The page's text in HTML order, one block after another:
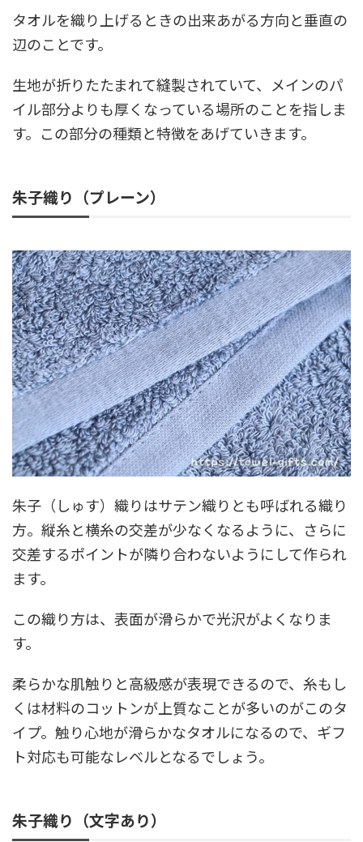
タオルを織り上げるときの出来あがる方向と垂直の
辺のことです。
生地が折りたたまれて縫製されていて、メインのパ
イル部分よりも厚くなっている場所のことを指しま
す。この部分の種類と特徴をあげていきます。
朱子織り（プレーン）
朱子（しゅす）織りはサテン織りとも呼ばれる織り
方。縦糸と横糸の交差が少なくなるように、さらに
交差するポイントが隣り合わないようにして作られ
ます。
この織り方は、表面が滑らかで光沢がよくなりま
す。
柔らかな肌触りと高級感が表現できるので、糸もし
くは材料のコットンが上質なことが多いのがこのタ
イプ。触り心地が滑らかなタオルになるので、ギフ
ト対応も可能なレベルとなるでしょう。
朱子織り（文字あり）